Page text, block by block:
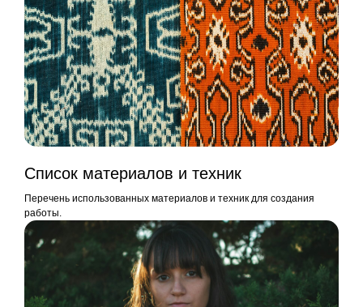
Список материалов и техник
Перечень использованных материалов и техник для создания
работы.